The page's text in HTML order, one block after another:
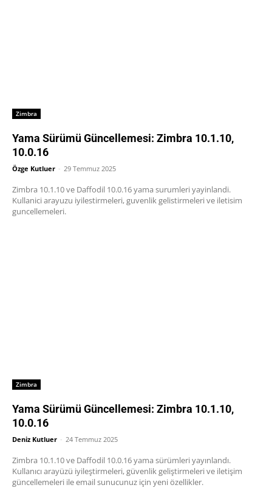
Zimbra
Yama Sürümü Güncellemesi: Zimbra 10.1.10,
10.0.16
Özge Kutluer - 29 Temmuz 2025
Zimbra 10.1.10 ve Daffodil 10.0.16 yama surumleri yayinlandi.
Kullanici arayuzu iyilestirmeleri, guvenlik gelistirmeleri ve iletisim
guncellemeleri.
Zimbra
Yama Sürümü Güncellemesi: Zimbra 10.1.10,
10.0.16
Deniz Kutluer - 24 Temmuz 2025
Zimbra 10.1.10 ve Daffodil 10.0.16 yama sürümleri yayınlandı.
Kullanıcı arayüzü iyileştirmeleri, güvenlik geliştirmeleri ve iletişim
güncellemeleri ile email sunucunuz için yeni özellikler.